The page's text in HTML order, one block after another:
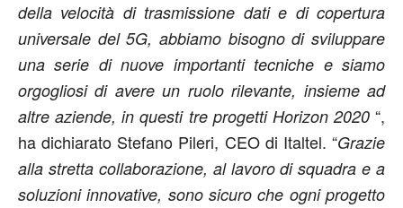
della velocità di trasmissione dati e di copertura
universale del 5G, abbiamo bisogno di sviluppare
una serie di nuove importanti tecniche e siamo
orgogliosi di avere un ruolo rilevante, insieme ad
altre aziende, in questi tre progetti Horizon 2020“,
ha dichiarato Stefano Pileri, CEO di Italtel. “Grazie
alla stretta collaborazione, al lavoro di squadra e a
soluzioni innovative, sono sicuro che ogni progetto